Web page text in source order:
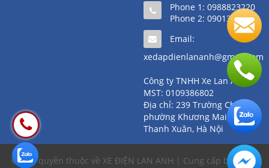
Phone 1: 0988823220
Phone 2: 0901361111
Email:
xedapdienlananh@gmail.com
Công ty TNHH Xe Lan Anh
MST: 0109386802
Địa chỉ: 239 Trường Chinh,
phường Khương Mai, quận
Thanh Xuân, Hà Nội
© Bản quyền thuộc về XE ĐIỆN LAN ANH | Cung cấp bởiSapo